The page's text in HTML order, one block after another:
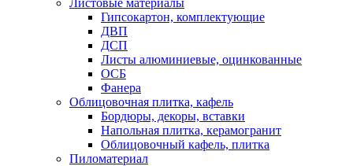
Гипсокартон, комплектующие
ДВП
ДСП
Листы алюминиевые, оцинкованные
ОСБ
Фанера
Облицовочная плитка, кафель
Бордюры, декоры, вставки
Напольная плитка, керамогранит
Облицовочный кафель, плитка
Пиломатериал